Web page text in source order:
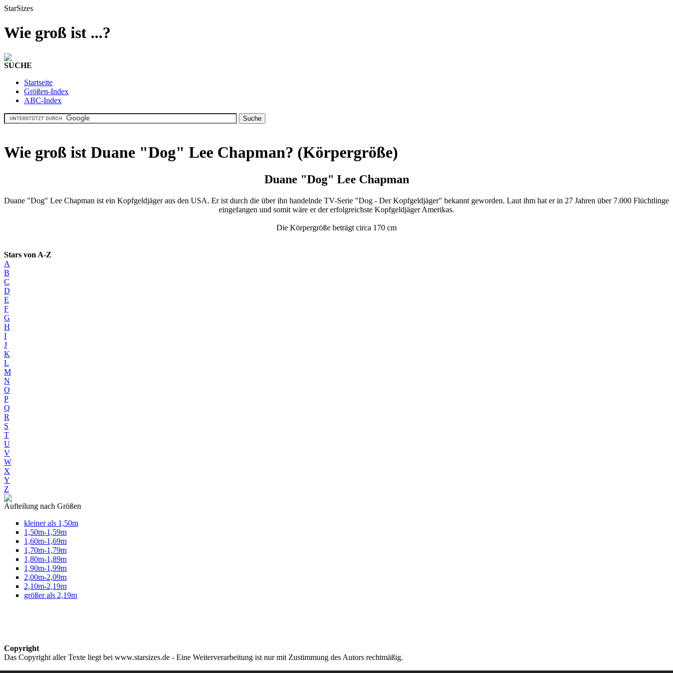
StarSizes
Wie groß ist ...?
SUCHE
Startseite
Größen-Index
ABC-Index
Wie groß ist Duane "Dog" Lee Chapman? (Körpergröße)
Duane "Dog" Lee Chapman
Duane "Dog" Lee Chapman ist ein Kopfgeldjäger aus den USA. Er ist durch die über ihn handelnde TV-Serie "Dog - Der Kopfgeldjäger" bekannt geworden. Laut ihm hat er in 27 Jahren über 7.000 Flüchtlinge
eingefangen und somit wäre er der erfolgreichste Kopfgeldjäger Amerikas.
Die Körpergröße beträgt circa 170 cm
Stars von A-Z
A
B
C
D
E
F
G
H
I
J
K
L
M
N
O
P
Q
R
S
T
U
V
W
X
Y
Z
Aufteilung nach Größen
kleiner als 1,50m
1,50m-1,59m
1,60m-1,69m
1,70m-1,79m
1,80m-1,89m
1,90m-1,99m
2,00m-2,09m
2,10m-2,19m
größer als 2,19m
Copyright
Das Copyright aller Texte liegt bei www.starsizes.de - Eine Weiterverarbeitung ist nur mit Zustimmung des Autors rechtmäßig.